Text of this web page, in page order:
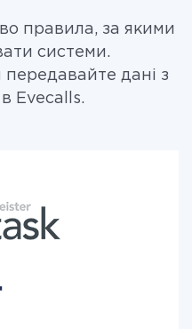
правила, за якими
системи.
дані з
Evecalls.